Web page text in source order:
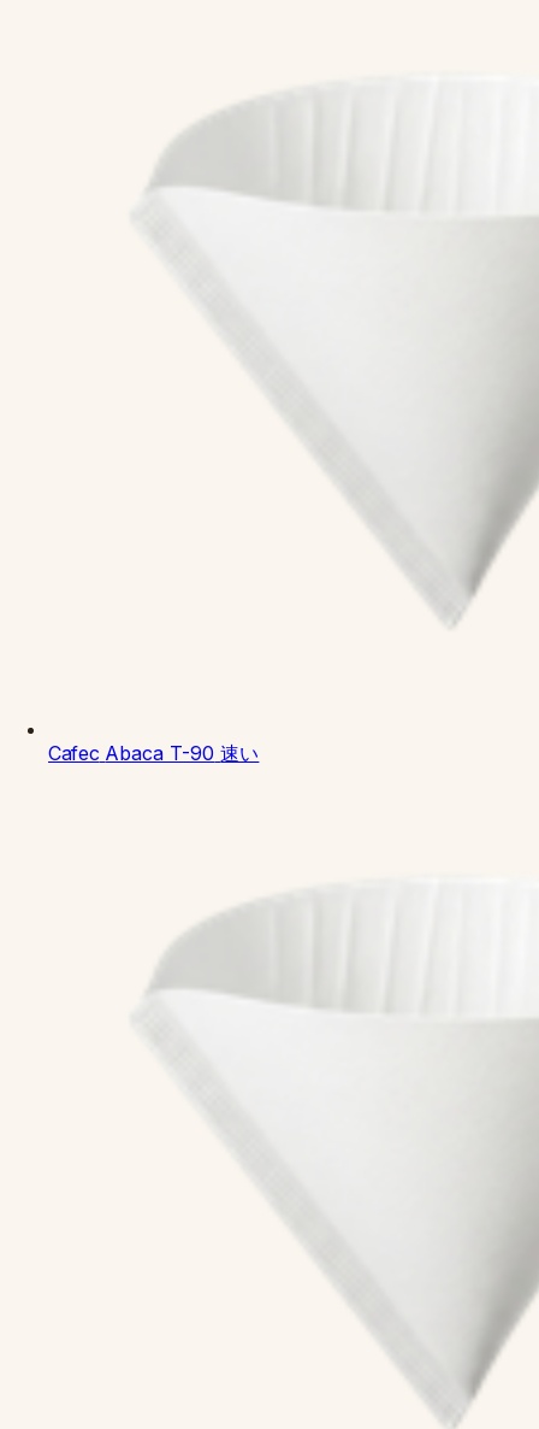
Cafec Abaca T-90 速い